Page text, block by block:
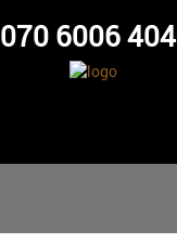
070 6006 404